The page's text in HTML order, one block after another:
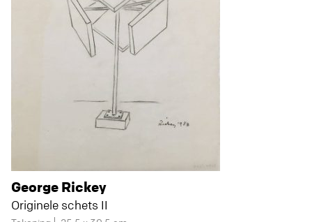
George Rickey
Originele schets II